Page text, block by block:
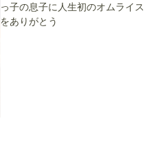
っ子の息子に人生初のオムライス
をありがとう